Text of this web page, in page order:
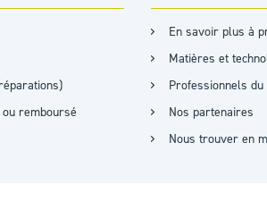
ou remboursé
En savoir plus à
Matières et
Professionnels du
Nos partenaires
Nous trouver en